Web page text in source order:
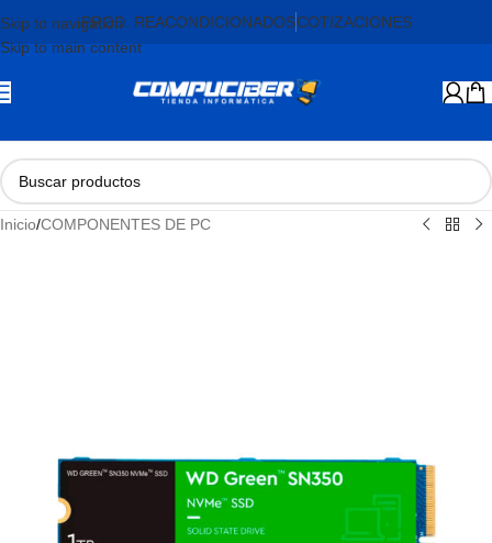
Skip to navigation
Skip to main content
PROD. REACONDICIONADOSCOTIZACIONES
Inicio/COMPONENTES DE PC